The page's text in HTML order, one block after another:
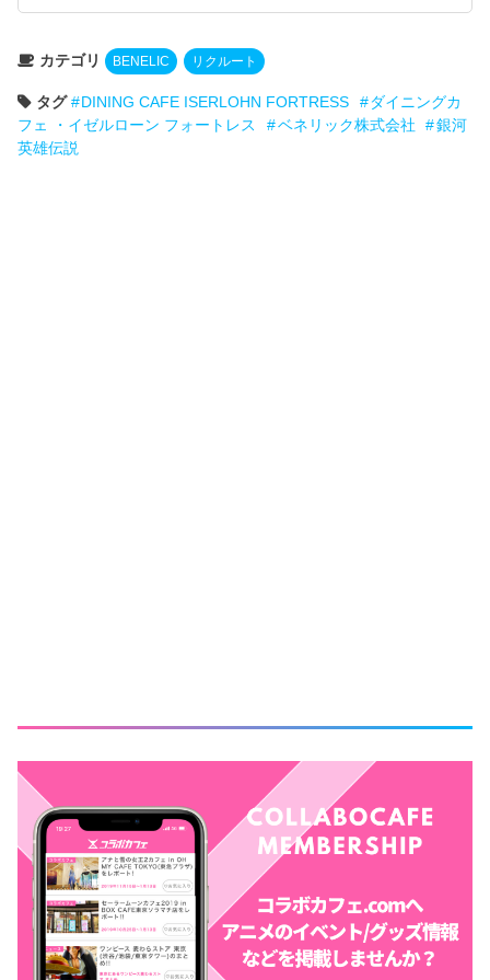
カテゴリ BENELIC リクルート
タグ DINING CAFE ISERLOHN FORTRESS
ダイニングカ
フェ ・イゼルローン フォートレス
ベネリック株式会社
銀河
英雄伝説